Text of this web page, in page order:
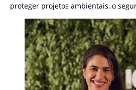
proteger projetos ambientais, o